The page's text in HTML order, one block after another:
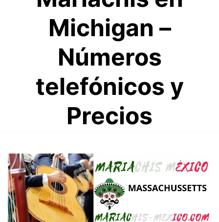
Michigan –
Números
telefónicos y
Precios